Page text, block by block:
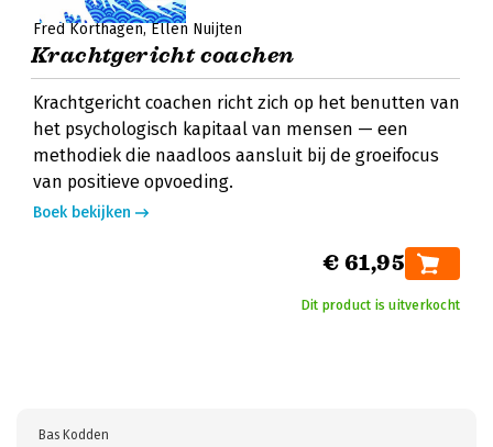
Fred Korthagen Ellen Nuijten
Krachtgericht coachen
Krachtgericht coachen richt zich op het benutten van
het psychologisch kapitaal van mensen — een
methodiek die naadloos aansluit bij de groeifocus
van positieve opvoeding.
Boek bekijken
€ 61,95
Dit product is uitverkocht
Bas Kodden